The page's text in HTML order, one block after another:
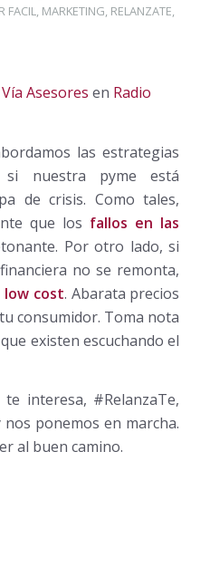
FACIL, MARKETING, RELANZATE,
Vía Asesores en Radio
las estrategias
si nuestra pyme está
de crisis. Como tales,
que los fallos en las
Por otro lado, si
no se remonta,
low cost. Abarata precios
consumidor. Toma nota
existen escuchando el
interesa, #RelanzaTe,
ponemos en marcha.
al buen camino.